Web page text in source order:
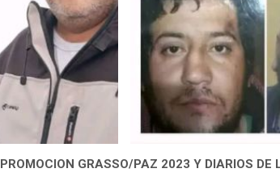
PROMOCION GRASSO/PAZ 2023 Y DIARIOS DE